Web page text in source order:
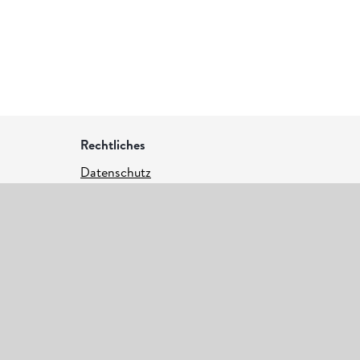
Rechtliches
Datenschutz